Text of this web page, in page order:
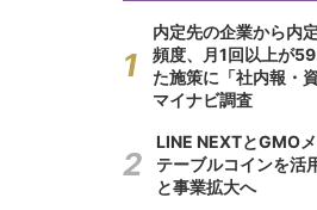
内定先の企業から内
頻度、月1回以上が
た施策に「社内報・
マイナビ調査
LINE NEXTとGMO
テーブルコインを活
と事業拡大へ